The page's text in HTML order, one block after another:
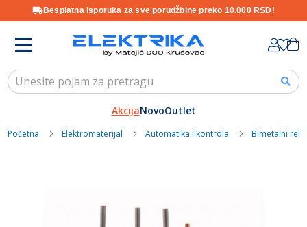
Besplatna isporuka za sve porudžbine preko 10.000 RSD!
Content
AkcijaNovoOutlet
Početna Elektromaterijal Automatika i kontrola Bimetalni